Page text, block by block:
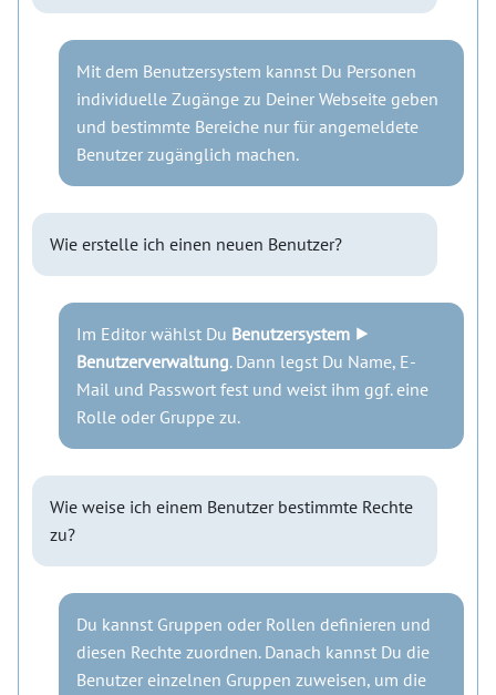
Mit dem Benutzersystem kannst Du Personen
individuelle Zugänge zu Deiner Webseite geben
und bestimmte Bereiche nur für angemeldete
Benutzer zugänglich machen.
Wie erstelle ich einen neuen Benutzer?
Im Editor wählst Du Benutzersystem ⯈
Benutzerverwaltung. Dann legst Du Name, E-
Mail und Passwort fest und weist ihm ggf. eine
Rolle oder Gruppe zu.
Wie weise ich einem Benutzer bestimmte Rechte
zu?
Du kannst Gruppen oder Rollen definieren und
diesen Rechte zuordnen. Danach kannst Du die
Benutzer einzelnen Gruppen zuweisen, um die